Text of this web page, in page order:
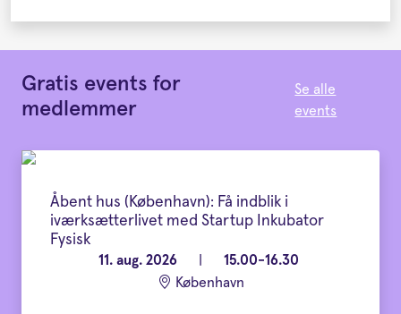
Gratis events for
medlemmer
Se alle
events
Åbent hus (København): Få indblik i
iværksætterlivet med Startup Inkubator
Fysisk
11. aug. 2026
15.00-16.30
København